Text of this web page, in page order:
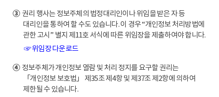
③권리 행사는 정보주체의 법정대리인이나 위임을 받은 자 등
대리인을 통하여 할 수도 있습니다. 이 경우 “개인정보 처리방법에
관한 고시” 별지 제11호 서식에 따른 위임장을 제출하여야 합니다.
☞ 위임장 다운로드
④정보주체가 개인정보 열람 및 처리 정지를 요구할 권리는
「개인정보 보호법」 제35조 제4항 및 제37조 제2항에 의하여
제한될 수 있습니다.